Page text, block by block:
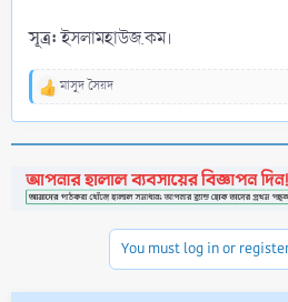
সূত্র:ইসলামহাউজ.কম।
R
t
i
মাসুদ সৈয়দ
You must log in or